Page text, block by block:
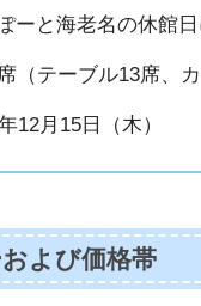
ーと海老名の休館
（テーブル13席、カ
12月15日（木）
よび価格帯